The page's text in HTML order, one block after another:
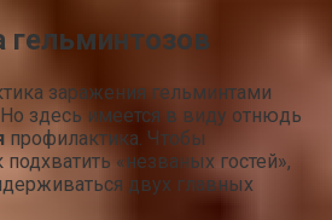
заражения гельминтами
здесь имеется в виду отнюдь
профилактика. Чтобы
«незваных гостей»,
двух главных